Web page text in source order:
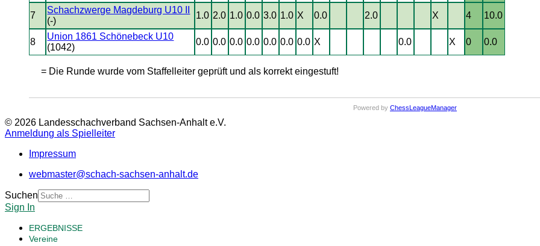
7
Schachzwerge Magdeburg U10 II
(-)
1.0 2.0 1.0 0.0 3.0 1.0 X 0.0 2.0 X 4 10.0
8
Union 1861 Schönebeck U10
(1042)
0.0 0.0 0.0 0.0 0.0 0.0 0.0 X 0.0 X 0 0.0
= Die Runde wurde vom Staffelleiter geprüft und als korrekt eingestuft!
Powered by ChessLeagueManager
© 2026 Landesschachverband Sachsen-Anhalt e.V.
Anmeldung als Spielleiter
Impressum
webmaster@schach-sachsen-anhalt.de
Suchen
Sign In
ERGEBNISSE
Vereine